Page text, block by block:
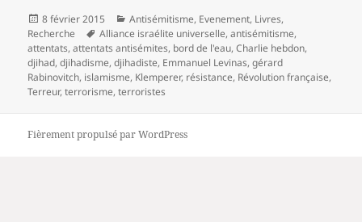
Publié
le
8 février 2015 Catégories
Antisémitisme, Evenement, Livres,
Recherche
Mots-
clés
Alliance israélite universelle,antisémitisme,
attentats,attentats antisémites, bord de l'eau,Charlie hebdon,
djihad,djihadisme,djihadiste, Emmanuel Levinas,gérard
Rabinovitch, islamisme, Klemperer, résistance, Révolution française,
Terreur,terrorisme,terroristes
Fièrement propulsé par WordPress